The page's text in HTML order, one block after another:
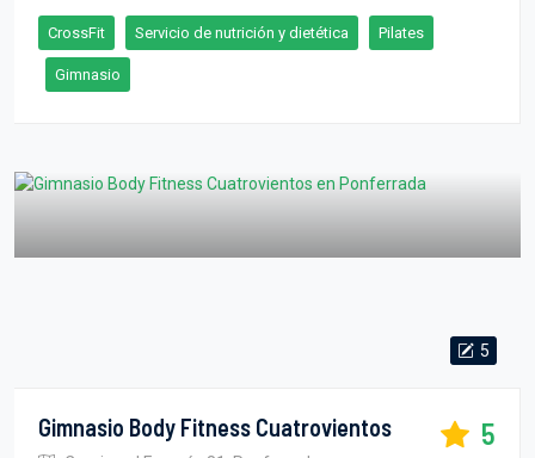
CrossFit Servicio de nutrición y dietética Pilates
Gimnasio
5
Gimnasio Body Fitness Cuatrovientos 5